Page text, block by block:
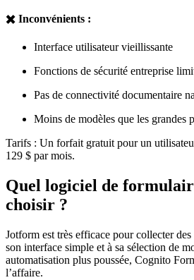
✖️ Inconvénients :
Interface utilisateur vieillissante
Fonctions de sécurité entreprise
Pas de connectivité documentaire
Moins de modèles que les grandes
Tarifs : Un forfait gratuit pour un
129 $ par mois.
Quel logiciel de
choisir ?
Jotform est très efficace pour collecter des
son interface simple et à sa sélection de
automatisation plus poussée, Cognito
l’affaire.